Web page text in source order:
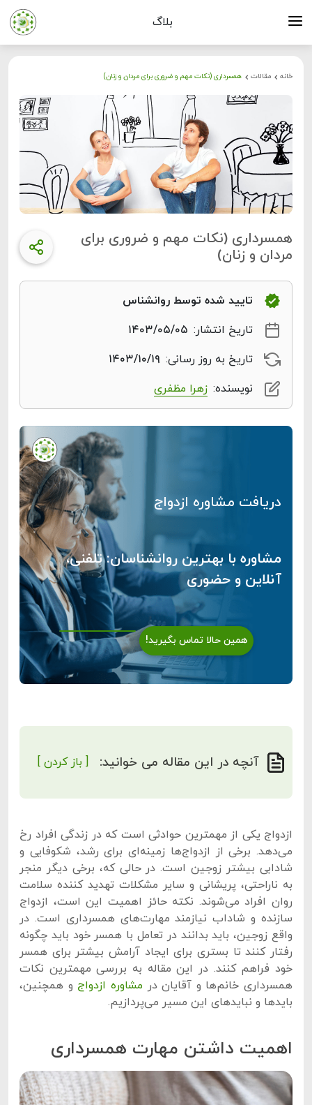
بلاگ
خانه مقالات همسرداری (نکات مهم و ضروری برای مردان و زنان)
همسرداری (نکات مهم و ضروری برای
مردان و زنان)
تایید شده توسط روانشناس
تاریخ انتشار: ۱۴۰۳/۰۵/۰۵
تاریخ به روز رسانی: ۱۴۰۳/۱۰/۱۹
نویسنده: زهرا مظفری
دریافت مشاوره ازدواج
مشاوره با بهترین روانشناسان: تلفنی،
آنلاین و حضوری
همین حالا تماس بگیرید!
آنچه در این مقاله می خوانید: [ باز کردن ]
ازدواج یکی از مهمترین حوادثی است که در زندگی افراد رخ
می‌دهد. برخی از ازدواج‌ها زمینه‌ای برای رشد، شکوفایی و
شادابی بیشتر زوجین است. در حالی که، برخی دیگر منجر
به ناراحتی، پریشانی و سایر مشکلات تهدید کننده سلامت
روان افراد می‌شوند. نکته حائز اهمیت این است، ازدواج
سازنده و شاداب نیازمند مهارت‌های همسرداری است. در
واقع زوجین، باید بدانند در تعامل با همسر خود باید چگونه
رفتار کنند تا بستری برای ایجاد آرامش بیشتر برای همسر
خود فراهم کنند. در این مقاله به بررسی مهمترین نکات
همسرداری خانم‌ها و آقایان در مشاوره ازدواج و همچنین،
بایدها و نبایدهای این مسیر می‌پردازیم.
اهمیت داشتن مهارت همسرداری